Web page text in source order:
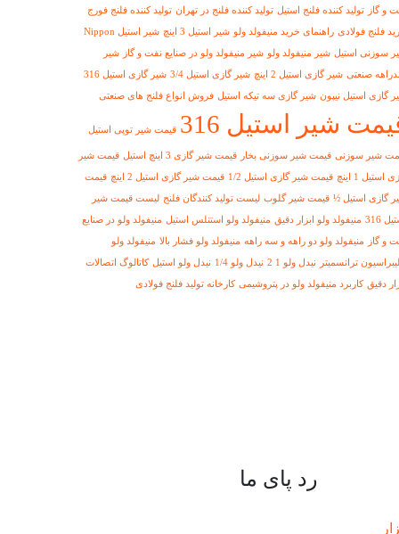
و گاز تولید کننده فلنج استیل تولید کننده فلنج در تهران تولید کننده فلنج فورج
فلنج فولادی راهنمای خرید منیفولد ولو شیر استیل 3 اینچ شیر استیل Nippon
سوزنی استیل شیر منیفولد ولو شیر منیفولد ولو در صنایع نفت و گاز شیر
صنعتی شیر گازی استیل 2 اینچ شیر گازی استیل 3/4 شیر گازی استیل 316
گازی استیل نیپون شیر گازی سه تیکه استیل فروش انواع فلنج های صنعتی
شیر استیل 316 قیمت شیر توپی استیل
شیر سوزنی قیمت شیر سوزنی بخار قیمت شیر گازی 3 اینچ استیل قیمت شیر
استیل 1 اینچ قیمت شیر گازی استیل 1/2 قیمت شیر گازی استیل 2 اینچ قیمت
گازی استیل ½ قیمت شیر گلوب لیست تولید کنندگان فلنج لیست قیمت شیر
316 منیفولد ولو ابزار دقیق منیفولد ولو استنلس استیل منیفولد ولو در صنایع
و گاز منیفولد ولو دو راهه و سه راهه منیفولد ولو فشار بالا منیفولد ولو
ترانسمیتر نیدل ولو 1 2 نیدل ولو 1/4 نیدل ولو استیل کاتالوگ اتصالات
دقیق کاربرد منیفولد ولو در پتروشیمی کارخانه تولید فلنج فولادی
رد پای ما